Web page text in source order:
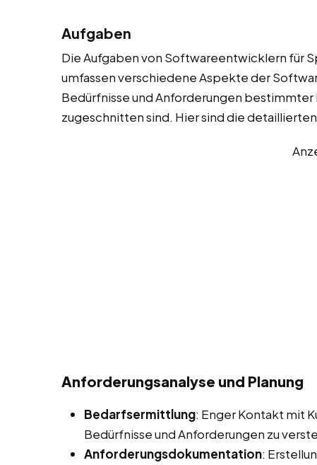
Aufgaben
Die Aufgaben von Softwareentwicklern für
umfassen verschiedene Aspekte der
Bedürfnisse und Anforderungen
zugeschnitten sind. Hier sind die
Anforderungsanalyse und Planung
Bedarfsermittlung: Enger Kontakt mit
Bedürfnisse und Anforderungen zu
Anforderungsdokumentation: